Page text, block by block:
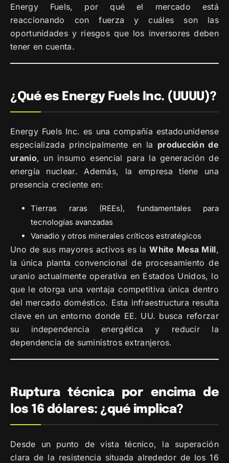
Energy Fuels, por qué el mercado está
reaccionando con fuerza y cuáles son las
oportunidades y riesgos que los inversores deben
tener en cuenta.
¿Qué es Energy Fuels Inc. (UUUU)?
Energy Fuels Inc. es una compañía estadounidense
especializada principalmente en la producción de
uranio, un insumo esencial para la generación de
energía nuclear. Además, la empresa tiene una
presencia creciente en:
Tierras raras (REEs), fundamentales para
tecnologías avanzadas
Vanadio y otros minerales críticos estratégicos
Uno de sus mayores activos es laWhite Mesa Mill,
la única planta convencional de procesamiento de
uranio actualmente operativa en Estados Unidos, lo
que le otorga una ventaja competitiva única dentro
del mercado doméstico. Esta infraestructura resulta
clave en un entorno donde EE. UU. busca reforzar
su independencia energética y reducir la
dependencia de suministros extranjeros.
Ruptura técnica por encima de
los 16 dólares: ¿qué implica?
Desde un punto de vista técnico, la superación
clara de la resistencia situada alrededor de los 16